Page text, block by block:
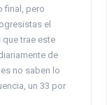
final, pero
el
que trae este
de
no saben lo
un 33 por